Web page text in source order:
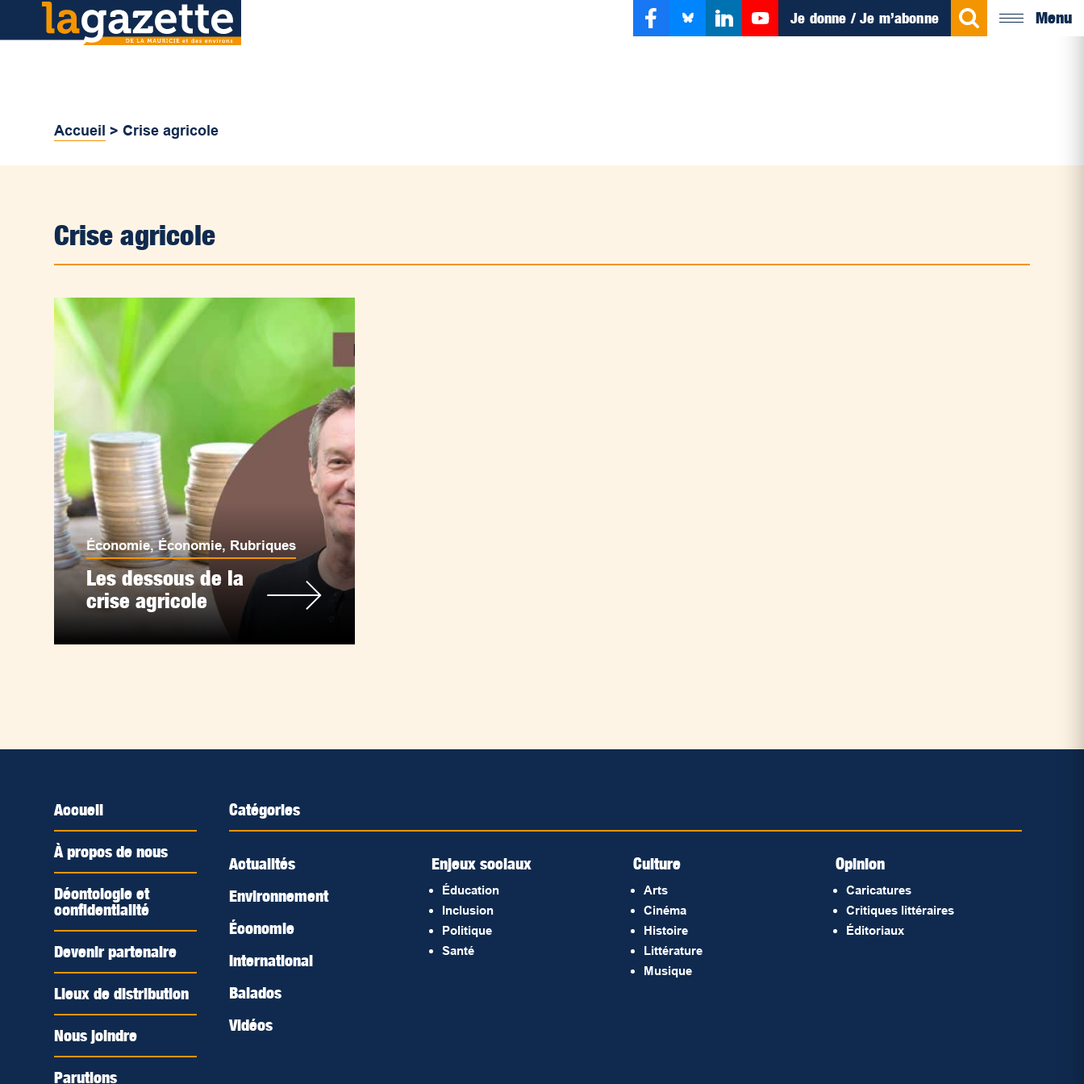
Je donne / Je m’abonne Menu
Accueil >Crise agricole
Crise agricole
Économie,Économie, Rubriques
Les dessous de la
crise agricole
Accueil
À propos de nous
Déontologie et
confidentialité
Devenir partenaire
Lieux de distribution
Nous joindre
Parutions
Catégories
Actualités
Environnement
Économie
International
Balados
Vidéos
Enjeux sociaux
Éducation
Inclusion
Politique
Santé
Culture
Arts
Cinéma
Histoire
Littérature
Musique
Opinion
Caricatures
Critiques littéraires
Éditoriaux